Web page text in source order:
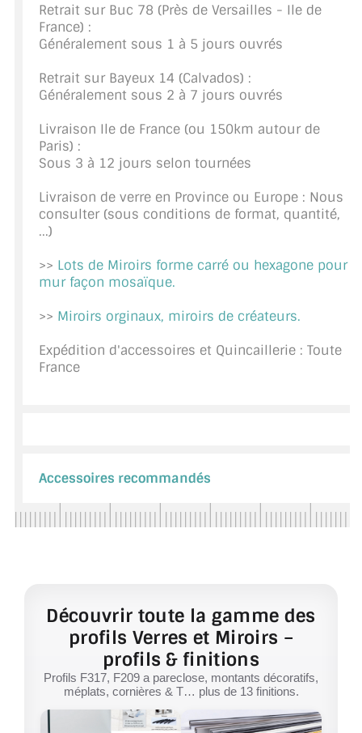
ACCESSOIRES EN PROMOTIONS
EXEMPLES, RÉALISATIONS, INSPIRATIONS
NUANCIER RAL
COMMENT COUPER DU VERRE ?
CONSEILS / AIDE
A PROPOS DE LA LIVRAISON
COMPTE PRO
MON PANIER
NOUS TROUVER - BUC 78
Retrait sur Buc 78 (Près de Versailles - Ile de
France) :
Généralement sous 1 à 5 jours ouvrés
Retrait sur Bayeux 14 (Calvados) :
Généralement sous 2 à 7 jours ouvrés
Livraison Ile de France (ou 150km autour de
Paris) :
Sous 3 à 12 jours selon tournées
Livraison de verre en Province ou Europe : Nous
consulter (sous conditions de format, quantité,
...)
>> Lots de Miroirs forme carré ou hexagone pour
mur façon mosaïque.
>> Miroirs orginaux, miroirs de créateurs.
Expédition d'accessoires et Quincaillerie : Toute
France
Accessoires recommandés
Découvrir toute la gamme des
profils Verres et Miroirs –
profils & finitions
Profils F317, F209 a pareclose, montants décoratifs,
méplats, cornières & T… plus de 13 finitions.